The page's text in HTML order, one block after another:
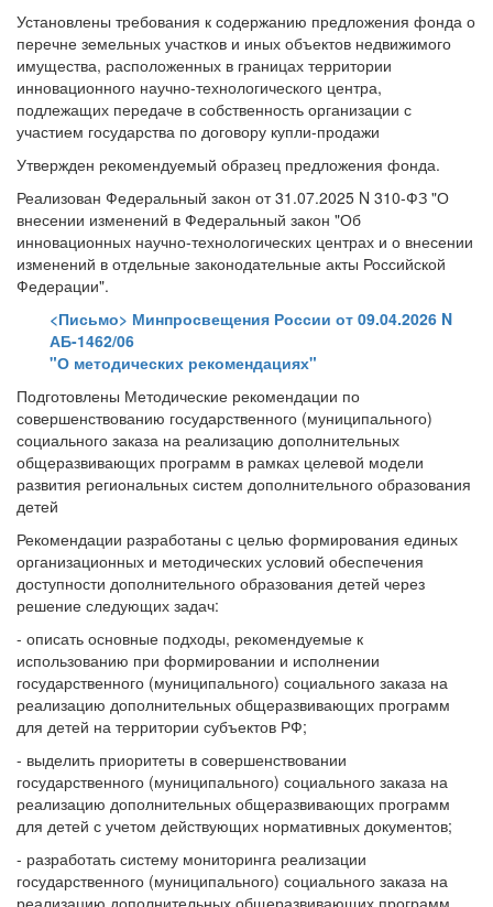
Установлены требования к содержанию предложения фонда о
перечне земельных участков и иных объектов недвижимого
имущества, расположенных в границах территории
инновационного научно-технологического центра,
подлежащих передаче в собственность организации с
участием государства по договору купли-продажи
Утвержден рекомендуемый образец предложения фонда.
Реализован Федеральный закон от 31.07.2025 N 310-ФЗ "О
внесении изменений в Федеральный закон "Об
инновационных научно-технологических центрах и о внесении
изменений в отдельные законодательные акты Российской
Федерации".
<Письмо> Минпросвещения России от 09.04.2026 N
АБ-1462/06
"О методических рекомендациях"
Подготовлены Методические рекомендации по
совершенствованию государственного (муниципального)
социального заказа на реализацию дополнительных
общеразвивающих программ в рамках целевой модели
развития региональных систем дополнительного образования
детей
Рекомендации разработаны с целью формирования единых
организационных и методических условий обеспечения
доступности дополнительного образования детей через
решение следующих задач:
- описать основные подходы, рекомендуемые к
использованию при формировании и исполнении
государственного (муниципального) социального заказа на
реализацию дополнительных общеразвивающих программ
для детей на территории субъектов РФ;
- выделить приоритеты в совершенствовании
государственного (муниципального) социального заказа на
реализацию дополнительных общеразвивающих программ
для детей с учетом действующих нормативных документов;
- разработать систему мониторинга реализации
государственного (муниципального) социального заказа на
реализацию дополнительных общеразвивающих программ